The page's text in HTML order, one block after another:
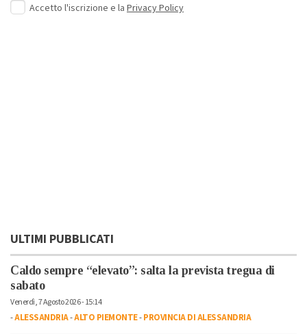
Accetto l'iscrizione e la Privacy Policy
ULTIMI PUBBLICATI
Caldo sempre “elevato”: salta la prevista tregua di
sabato
Venerdì, 7 Agosto 2026 - 15:14
-ALESSANDRIA-ALTO PIEMONTE-PROVINCIA DI ALESSANDRIA